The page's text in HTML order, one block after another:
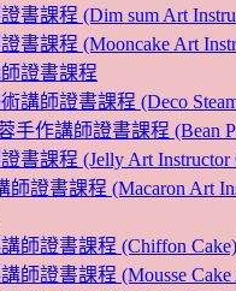
書課程 (Dim sum Art
書課程 (Mooncake Art
證書課程
講師證書課程 (Deco
手作講師證書課程 (Bean
書課程 (Jelly Art Instructor
師證書課程 (Macaron Art
師證書課程 (Chiffon Cake)
師證書課程 (Mousse Cake